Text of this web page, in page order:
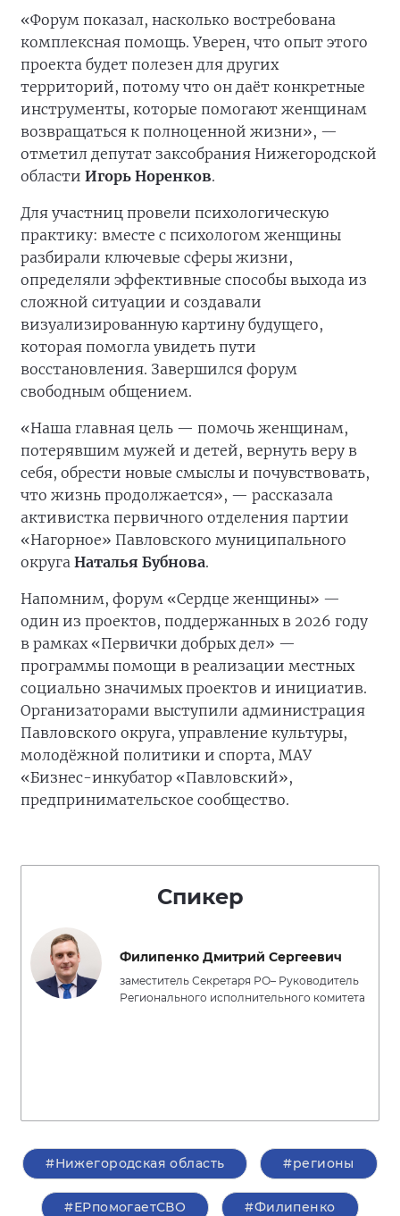
«Форум показал, насколько востребована
комплексная помощь. Уверен, что опыт этого
проекта будет полезен для других
территорий, потому что он даёт конкретные
инструменты, которые помогают женщинам
возвращаться к полноценной жизни», —
отметил депутат заксобрания Нижегородской
области Игорь Норенков.
Для участниц провели психологическую
практику: вместе с психологом женщины
разбирали ключевые сферы жизни,
определяли эффективные способы выхода из
сложной ситуации и создавали
визуализированную картину будущего,
которая помогла увидеть пути
восстановления. Завершился форум
свободным общением.
«Наша главная цель — помочь женщинам,
потерявшим мужей и детей, вернуть веру в
себя, обрести новые смыслы и почувствовать,
что жизнь продолжается», — рассказала
активистка первичного отделения партии
«Нагорное» Павловского муниципального
округа Наталья Бубнова.
Напомним, форум «Сердце женщины» —
один из проектов, поддержанных в 2026 году
в рамках «Первички добрых дел» —
программы помощи в реализации местных
социально значимых проектов и инициатив.
Организаторами выступили администрация
Павловского округа, управление культуры,
молодёжной политики и спорта, МАУ
«Бизнес-инкубатор «Павловский»,
предпринимательское сообщество.
Спикер
Филипенко Дмитрий Сергеевич
заместитель Секретаря РО– Руководитель
Регионального исполнительного комитета
#Нижегородская область #регионы
#ЕРпомогаетСВО #Филипенко